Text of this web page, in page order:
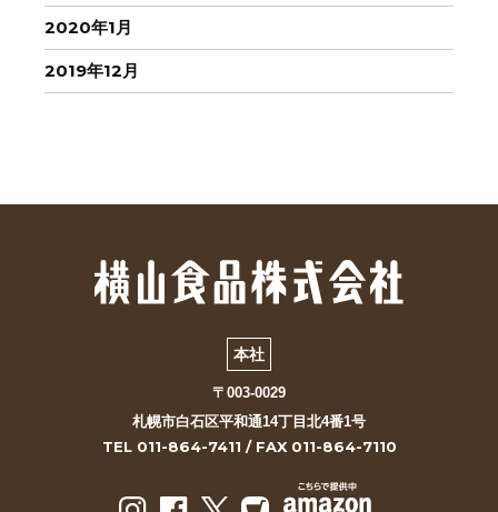
2020年1月
2019年12月
本社
〒003-0029
札幌市白石区平和通14丁目北4番1号
TEL 011-864-7411 / FAX 011-864-7110